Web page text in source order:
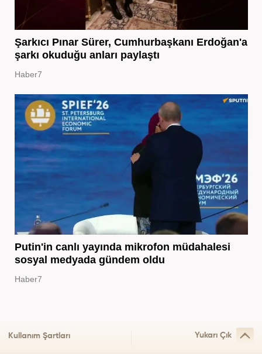
Şarkıcı Pınar Sürer, Cumhurbaşkanı Erdoğan'a
şarkı okuduğu anları paylaştı
Haber7
Putin'in canlı yayında mikrofon müdahalesi
sosyal medyada gündem oldu
Haber7
Kullanım Şartları Yukarı Çık